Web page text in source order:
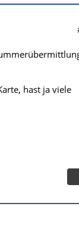
hast ja viele